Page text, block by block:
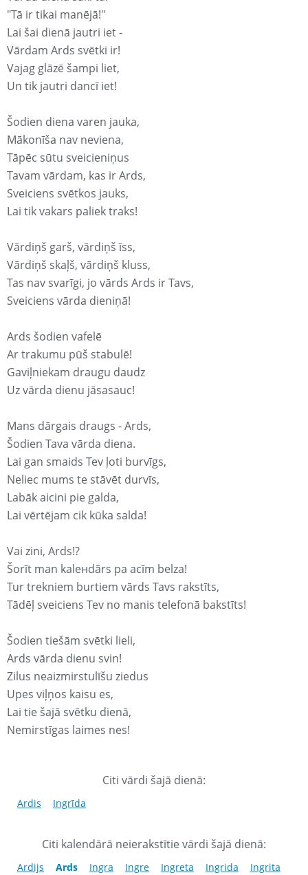
"Tā ir tikai manējā!"
Lai šai dienā jautri iet -
Vārdam Ards svētki ir!
Vajag glāzē šampi liet,
Un tik jautri dancī iet!
Šodien diena varen jauka,
Mākonīša nav neviena,
Tāpēc sūtu sveicieniņus
Tavam vārdam, kas ir Ards,
Sveiciens svētkos jauks,
Lai tik vakars paliek traks!
Vārdiņš garš, vārdiņš īss,
Vārdiņš skaļš, vārdiņš kluss,
Tas nav svarīgi, jo vārds Ards ir Tavs,
Sveiciens vārda dieniņā!
Ards šodien vafelē
Ar trakumu pūš stabulē!
Gaviļniekam draugu daudz
Uz vārda dienu jāsasauc!
Mans dārgais draugs - Ards,
Šodien Tava vārda diena.
Lai gan smaids Tev ļoti burvīgs,
Neliec mums te stāvēt durvīs,
Labāk aicini pie galda,
Lai vērtējam cik kūka salda!
Vai zini, Ards!?
Šorīt man kaleнdārs pa acīm belza!
Tur trekniem burtiem vārds Tavs rakstīts,
Tādēļ sveiciens Tev no manis telefonā bakstīts!
Šodien tiešām svētki lieli,
Ards vārda dienu svin!
Zilus neaizmirstulīšu ziedus
Upes viļņos kaisu es,
Lai tie šajā svētku dienā,
Nemirstīgas laimes nes!
Citi vārdi šajā dienā:
Ardis Ingrīda
Citi kalendārā neierakstītie vārdi šajā dienā:
Ardijs Ards Ingra Ingre Ingreta Ingrida
Ingrita